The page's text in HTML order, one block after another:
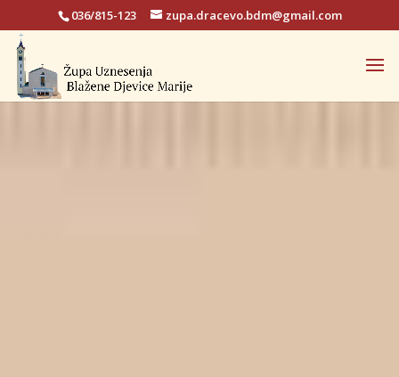
036/815-123 zupa.dracevo.bdm@gmail.com